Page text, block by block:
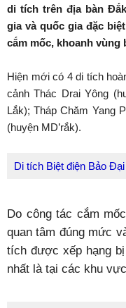
di tích trên địa bàn
gia và quốc gia đặc
cắm mốc, khoanh vùng
Hiện mới có 4 di tích
cảnh Thác Drai Yông
Lắk); Tháp Chăm Yang
(huyện MD’rắk).
Di tích Biệt điện Bảo Đại
Do công tác cắm
quan tâm đúng mức
tích được xếp hạng
nhất là tại các khu